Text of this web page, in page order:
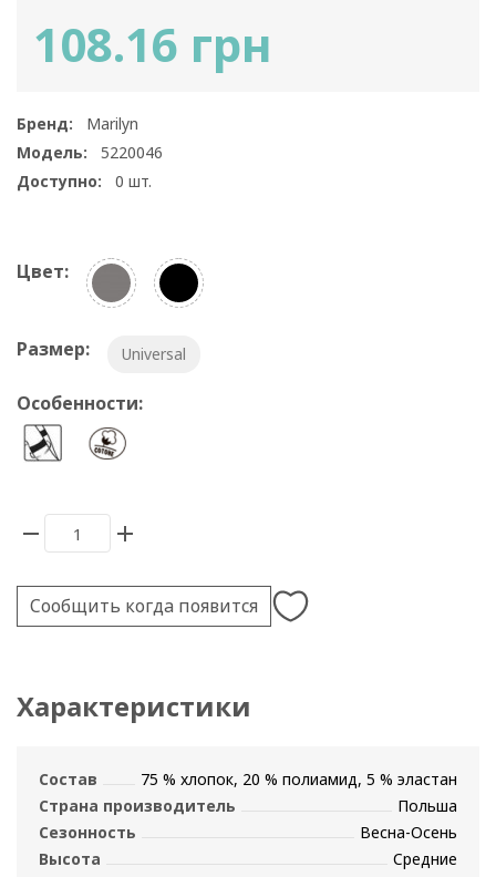
108.16 грн
Бренд:
Marilyn
Модель:
5220046
Доступно:
0 шт.
Цвет:
Размер: Universal
Особенности:
Сообщить когда появится
Характеристики
Состав
75 % хлопок, 20 % полиамид, 5 % эластан
Страна производитель
Польша
Сезонность
Весна-Осень
Высота
Средние